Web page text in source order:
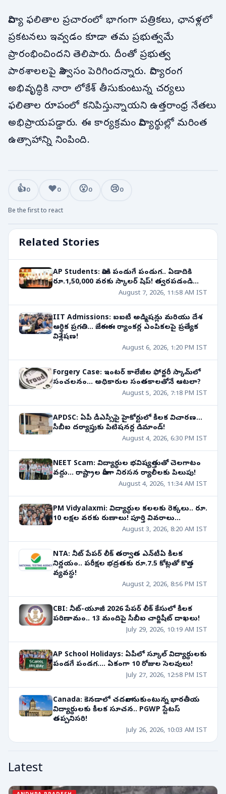
విద్యా ఫలితాల ప్రచారంలో భాగంగా పత్రికలు, ఛానళ్లలో
ప్రకటనలు ఇవ్వడం కూడా తమ ప్రభుత్వమే
ప్రారంభించిందని తెలిపారు. దీంతో ప్రభుత్వ
పాఠశాలలపై విశ్వాసం పెరిగిందన్నారు. విద్యారంగ
అభివృద్ధికి నారా లోకేశ్ తీసుకుంటున్న చర్యలు
ఫలితాల రూపంలో కనిపిస్తున్నాయని ఉత్తరాంధ్ర నేతలు
అభిప్రాయపడ్డారు. ఈ కార్యక్రమం విద్యార్థుల్లో మరింత
ఉత్సాహాన్ని నింపింది.
Related Stories
AP Students: వారికి పండుగే పండుగ.. ఏడాదికి
రూ.1,50,000 వరకు స్కాలర్ షిప్! త్వరపడండి...
August 7, 2026, 11:58 AM IST
IIT Admissions: ఐఐటీ అడ్మిషన్లు మరియు దేశ
ఆర్థిక ప్రగతి... జేఈఈ ర్యాంకర్ల ఎంపికలపై ప్రత్యేక
విశ్లేషణ!
August 6, 2026, 1:20 PM IST
Forgery Case: ఇంటర్ కాలేజీల ఫోర్జరీ స్కామ్‌లో
సంచలనం... అధికారుల సంతకాలతోనే ఆటలా?
August 5, 2026, 7:18 PM IST
APDSC: ఏపీ డీఎస్సీపై హైకోర్టులో కీలక విచారణ...
సీబీఐ దర్యాప్తుకు పిటిషనర్ల డిమాండ్!
August 4, 2026, 6:30 PM IST
NEET Scam: విద్యార్థుల భవిష్యత్తుతో చెలగాటం
వద్దు... రాష్ట్రాల వారీగా నిరసన ర్యాలీలకు పిలుపు!
August 4, 2026, 11:34 AM IST
PM Vidyalaxmi: విద్యార్థుల కలలకు రెక్కలు.. రూ.
10 లక్షల వరకు రుణాలు! పూర్తి వివరాలు...
August 3, 2026, 8:20 AM IST
NTA: నీట్ పేపర్ లీక్ తర్వాత ఎన్‌టీఏ కీలక
నిర్ణయం.. పరీక్షల భద్రతకు రూ.7.5 కోట్లతో కొత్త
వ్యవస్థ!
August 2, 2026, 8:56 PM IST
CBI: నీట్-యూజీ 2026 పేపర్ లీక్ కేసులో కీలక
పరిణామం.. 13 మందిపై సీబీఐ చార్జిషీట్ దాఖలు!
July 29, 2026, 10:19 AM IST
AP School Holidays: ఏపీలో స్కూల్ విద్యార్థులకు
పండగే పండగ.... ఏకంగా 10 రోజుల సెలవులు!
July 27, 2026, 12:58 PM IST
Canada: కెనడాలో చదవాలనుకుంటున్న భారతీయ
విద్యార్థులకు కీలక సూచన.. PGWP స్టేటస్
తప్పనిసరి!
July 26, 2026, 10:03 AM IST
👍0 ❤️0 😮0 😢0
Be the first to react
Latest